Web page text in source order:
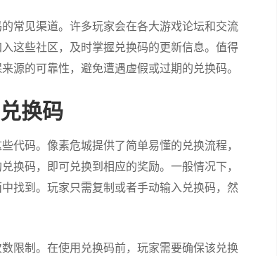
常见渠道。许多玩家会在各大游戏论坛和交流
这些社区，及时掌握兑换码的更新信息。值得
源的可靠性，避免遭遇虚假或过期的兑换码。
换码
代码。像素危城提供了简单易懂的兑换流程，
换码，即可兑换到相应的奖励。一般情况下，
找到。玩家只需复制或者手动输入兑换码，然
限制。在使用兑换码前，玩家需要确保该兑换